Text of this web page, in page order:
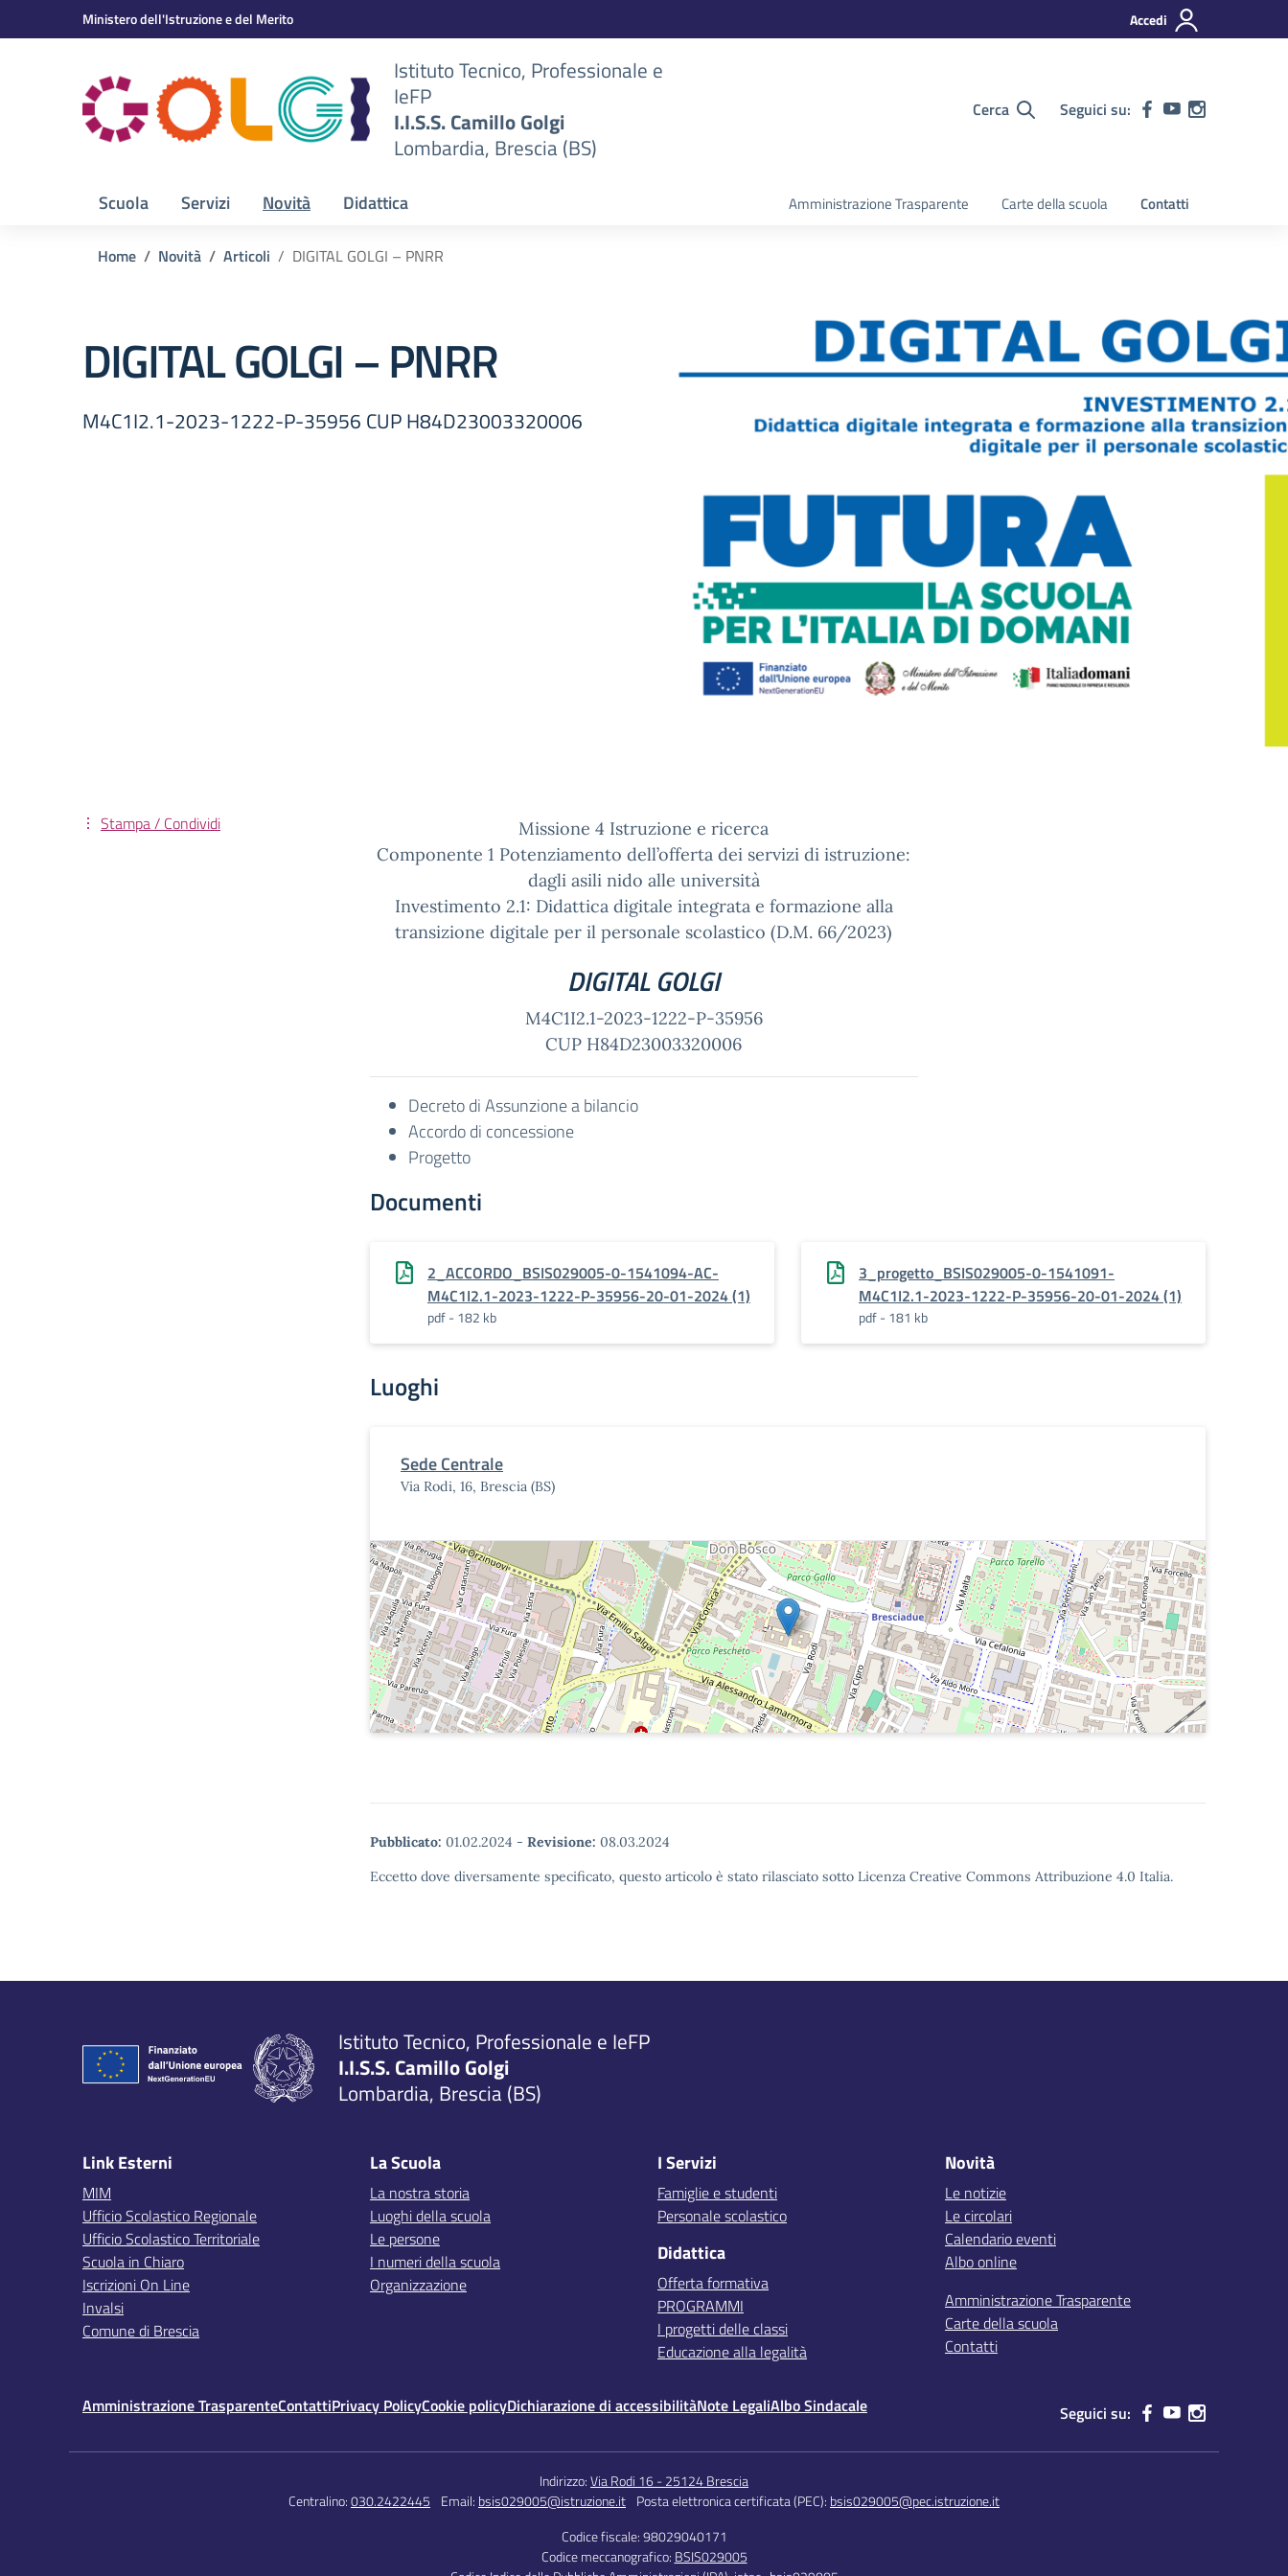
Vai ai contenuti
Vai al menu di navigazioneMinistero dell'Istruzione e del Merito Accedi
Istituto Tecnico, Professionale e
IeFP
I.I.S.S. Camillo Golgi
Lombardia, Brescia (BS)
Cerca Seguici su:
Scuola Servizi Novità Didattica Amministrazione Trasparente Carte della scuola Contatti
Home Novità Articoli DIGITAL GOLGI – PNRR
DIGITAL GOLGI – PNRR
M4C1I2.1-2023-1222-P-35956 CUP H84D23003320006
Missione 4 Istruzione e ricerca
Componente 1 Potenziamento dell’offerta dei servizi di istruzione:
dagli asili nido alle università
Investimento 2.1: Didattica digitale integrata e formazione alla
transizione digitale per il personale scolastico (D.M. 66/2023)
DIGITAL GOLGI
M4C1I2.1-2023-1222-P-35956
CUP H84D23003320006
Decreto di Assunzione a bilancio
Accordo di concessione
Progetto
Documenti
2_ACCORDO_BSIS029005-0-1541094-AC-
M4C1I2.1-2023-1222-P-35956-20-01-2024 (1)
pdf - 182 kb
3_progetto_BSIS029005-0-1541091-
M4C1I2.1-2023-1222-P-35956-20-01-2024 (1)
pdf - 181 kb
Luoghi
Sede Centrale
Via Rodi, 16, Brescia (BS)
Pubblicato: 01.02.2024 - Revisione: 08.03.2024
Eccetto dove diversamente specificato, questo articolo è stato rilasciato sotto Licenza Creative Commons Attribuzione 4.0 Italia.
Stampa / Condividi
Istituto Tecnico, Professionale e IeFP
I.I.S.S. Camillo Golgi
Lombardia, Brescia (BS)
Link Esterni
MIM
Ufficio Scolastico Regionale
Ufficio Scolastico Territoriale
Scuola in Chiaro
Iscrizioni On Line
Invalsi
Comune di Brescia
La Scuola
La nostra storia
Luoghi della scuola
Le persone
I numeri della scuola
Organizzazione
I Servizi
Famiglie e studenti
Personale scolastico
Didattica
Offerta formativa
PROGRAMMI
I progetti delle classi
Educazione alla legalità
Novità
Le notizie
Le circolari
Calendario eventi
Albo online
Amministrazione Trasparente
Carte della scuola
Contatti
Amministrazione TrasparenteContattiPrivacy PolicyCookie policyDichiarazione di accessibilitàNote LegaliAlbo Sindacale Seguici su:
Indirizzo:Via Rodi 16 - 25124 Brescia
Centralino:030.2422445 Email: bsis029005@istruzione.it Posta elettronica certificata (PEC): bsis029005@pec.istruzione.it
Codice fiscale: 98029040171
Codice meccanografico: BSIS029005